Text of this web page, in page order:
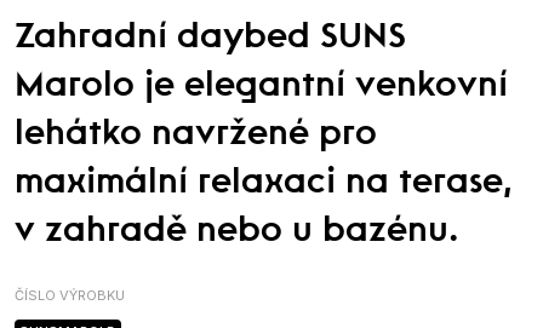
Zahradní daybed SUNS
Marolo je elegantní venkovní
lehátko navržené pro
maximální relaxaci na terase,
v zahradě nebo u bazénu.
ČÍSLO VÝROBKU